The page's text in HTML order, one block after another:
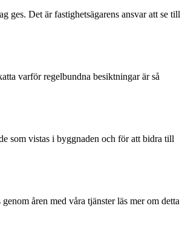
ges. Det är fastighetsägarens ansvar att se till
varför regelbundna besiktningar är så
som vistas i byggnaden och för att bidra till
åren med våra tjänster läs mer om detta